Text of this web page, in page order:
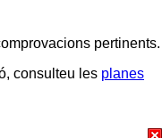
pertinents.
consulteu les planes